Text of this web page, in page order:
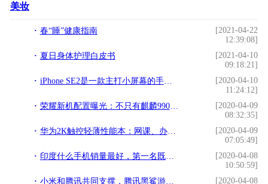
美妆
春“睡”健康指南
[2021-04-22
12:39:08]
夏日身体护理白皮书
[2021-04-10
09:18:21]
iPhone SE2是一款主打小屏幕的手机，搭配A13芯片，值得入手吗？
[2020-04-10
11:24:12]
荣耀新机配置曝光：不只有麒麟990，后置摄像头也成亮点
[2020-04-09
08:32:35]
华为2K触控轻薄性能本：网课、办公、打游戏，宅家有它不无聊
[2020-04-09
07:05:49]
印度什么手机销量最好，第一名既然不是苹果，你知道是那种品牌吗
[2020-04-08
10:50:59]
小米和腾讯共同支撑，腾讯黑鲨游戏手机3要恐怖至极了
[2020-04-08